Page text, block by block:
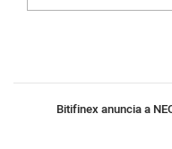
Bitifinex anuncia a